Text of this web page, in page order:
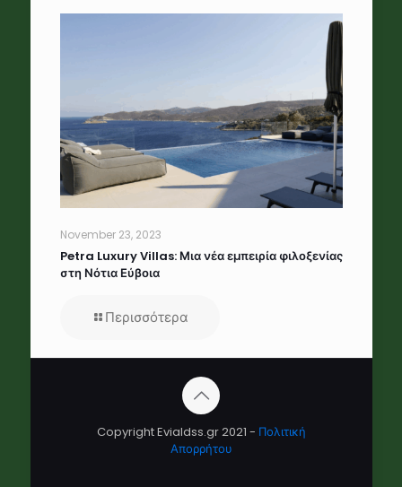
November 23, 2023
Petra Luxury Villas: Μια νέα εμπειρία φιλοξενίας
στη Νότια Εύβοια
Περισσότερα
Copyright Evialdss.gr 2021 - Πολιτική
Απορρήτου